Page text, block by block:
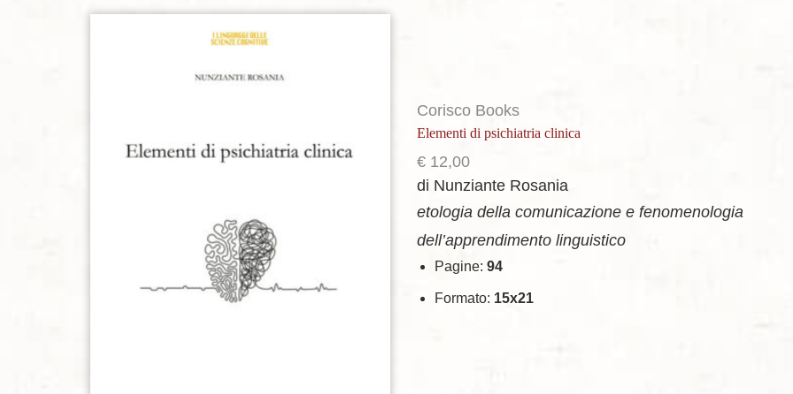
Aggiungi alla lista dei desideri
Corisco Books
Elementi di psichiatria clinica
€ 12,00
di Nunziante Rosania
etologia della comunicazione e fenomenologia
dell’apprendimento linguistico
Pagine: 94
Formato: 15x21